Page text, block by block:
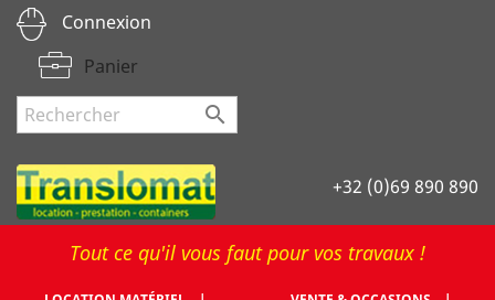
Connexion
Panier

+32 (0)69 890 890
Tout ce qu'il vous faut pour vos travaux !